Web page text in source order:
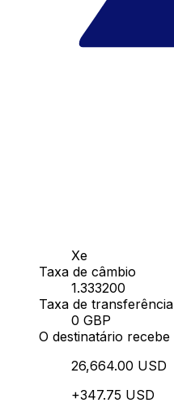
Xe
Taxa de câmbio
1.333200
Taxa de transferência
0 GBP
O destinatário recebe
26,664.00 USD
+347.75 USD